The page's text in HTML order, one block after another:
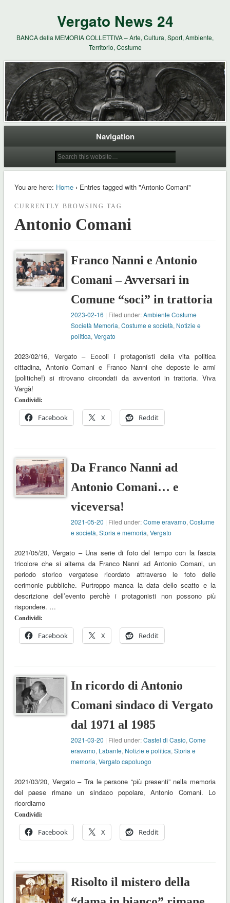
Vergato News 24
BANCA della MEMORIA COLLETTIVA – Arte, Cultura, Sport, Ambiente,
Territorio, Costume
Navigation
You are here: Home› Entries tagged with "Antonio Comani"
CURRENTLY BROWSING TAG
Antonio Comani
Franco Nanni e Antonio
Comani – Avversari in
Comune “soci” in trattoria
2023-02-16 | Filed under:Ambiente Costume
Società Memoria,Costume e società, Notizie e
politica,Vergato
2023/02/16, Vergato – Eccoli i protagonisti della vita politica
cittadina, Antonio Comani e Franco Nanni che deposte le armi
(politiche!) si ritrovano circondati da avventori in trattoria. Viva
Vargà!
Condividi:
Facebook X Reddit
Da Franco Nanni ad
Antonio Comani… e
viceversa!
2021-05-20 | Filed under:Come eravamo,Costume
e società,Storia e memoria,Vergato
2021/05/20, Vergato – Una serie di foto del tempo con la fascia
tricolore che si alterna da Franco Nanni ad Antonio Comani, un
periodo storico vergatese ricordato attraverso le foto delle
cerimonie pubbliche. Purtroppo manca la data dello scatto e la
descrizione dell’evento perchè i protagonisti non possono più
rispondere. …
Condividi:
Facebook X Reddit
In ricordo di Antonio
Comani sindaco di Vergato
dal 1971 al 1985
2021-03-20 | Filed under:Castel di Casio,Come
eravamo, Labante, Notizie e politica,Storia e
memoria,Vergato capoluogo
2021/03/20, Vergato – Tra le persone “più presenti” nella memoria
del paese rimane un sindaco popolare, Antonio Comani. Lo
ricordiamo
Condividi:
Facebook X Reddit
Risolto il mistero della